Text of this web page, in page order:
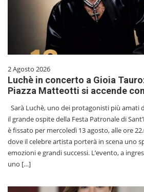
2 Agosto 2026
Luchè in concerto a Gioia
Piazza Matteotti si accende
Sarà Luchè, uno dei protagonisti più amati
il grande ospite della Festa Patronale di
è fissato per mercoledì 13 agosto, alle ore
dove il celebre artista porterà in scena uno
emozioni e grandi successi. L’evento, a
uno […]